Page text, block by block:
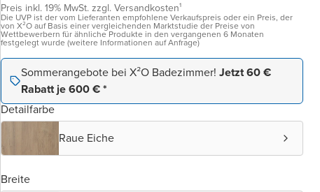
Preis inkl. 19% MwSt. zzgl. Versandkosten¹
Die UVP ist der vom Lieferanten empfohlene Verkaufspreis oder ein Preis, der
von X²O auf Basis einer vergleichenden Marktstudie der Preise von
Wettbewerbern für ähnliche Produkte in den vergangenen 6 Monaten
festgelegt wurde (weitere Informationen auf Anfrage)
Sommerangebote bei X²O Badezimmer! Jetzt 60 €
Rabatt je 600 € *
Detailfarbe
Raue Eiche
Breite